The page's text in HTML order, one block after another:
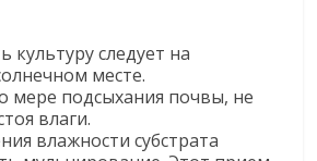
культуру следует на
месте.
мере подсыхания почвы, не
влаги.
влажности субстрата